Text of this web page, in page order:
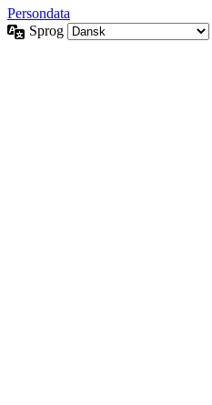
Persondata
Sprog